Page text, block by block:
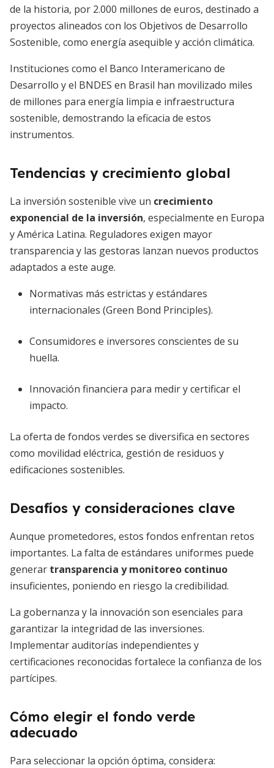
de la historia, por 2.000 millones de euros, destinado a
proyectos alineados con los Objetivos de Desarrollo
Sostenible, como energía asequible y acción climática.
Instituciones como el Banco Interamericano de
Desarrollo y el BNDES en Brasil han movilizado miles
de millones para energía limpia e infraestructura
sostenible, demostrando la eficacia de estos
instrumentos.
Tendencias y crecimiento global
La inversión sostenible vive un crecimiento
exponencial de la inversión, especialmente en Europa
y América Latina. Reguladores exigen mayor
transparencia y las gestoras lanzan nuevos productos
adaptados a este auge.
Normativas más estrictas y estándares
internacionales (Green Bond Principles).
Consumidores e inversores conscientes de su
huella.
Innovación financiera para medir y certificar el
impacto.
La oferta de fondos verdes se diversifica en sectores
como movilidad eléctrica, gestión de residuos y
edificaciones sostenibles.
Desafíos y consideraciones clave
Aunque prometedores, estos fondos enfrentan retos
importantes. La falta de estándares uniformes puede
generar transparencia y monitoreo continuo
insuficientes, poniendo en riesgo la credibilidad.
La gobernanza y la innovación son esenciales para
garantizar la integridad de las inversiones.
Implementar auditorías independientes y
certificaciones reconocidas fortalece la confianza de los
partícipes.
Cómo elegir el fondo verde
adecuado
Para seleccionar la opción óptima, considera: